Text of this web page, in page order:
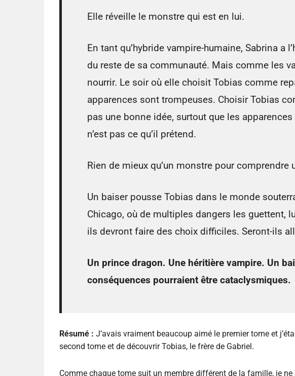
Elle réveille le monstre qui est en lui.
En tant qu’hybride vampire-humaine, Sabrina a
du reste de sa communauté. Mais comme les
nourrir. Le soir où elle choisit Tobias comme
apparences sont trompeuses. Choisir Tobias
pas une bonne idée, surtout que les
n’est pas ce qu’il prétend.
Rien de mieux qu’un monstre pour comprendre
Un baiser pousse Tobias dans le monde
Chicago, où de multiples dangers les guettent,
ils devront faire des choix difficiles. Seront-ils
Un prince dragon. Une héritière vampire. Un
conséquences pourraient être cataclysmiques.
Résumé : J’avais vraiment beaucoup aimé le premier tome et
second tome et de découvrir Tobias, le frère de Gabriel.
Comme chaque tome suit un membre différent de la famille, je ne